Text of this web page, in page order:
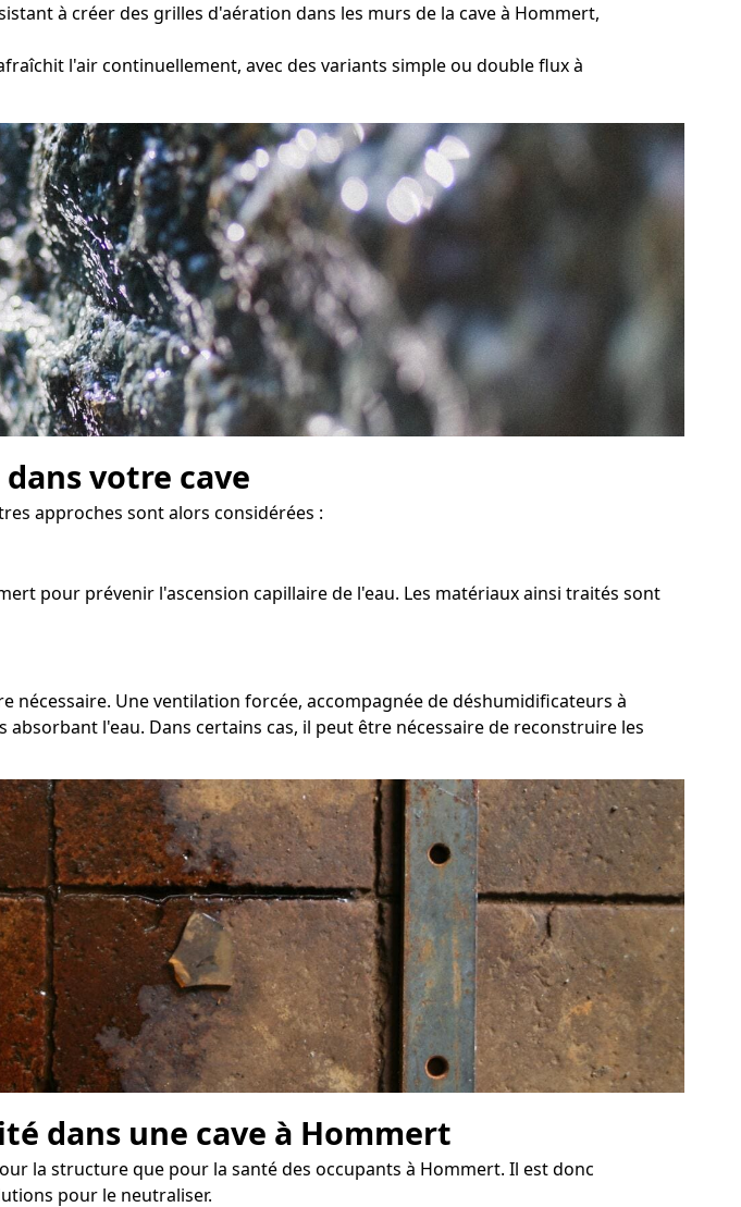
à créer des grilles d'aération dans les murs de la cave à Hommert,
l'air continuellement, avec des variants simple ou double flux à
votre cave
approches sont alors considérées :
pour prévenir l'ascension capillaire de l'eau. Les matériaux ainsi traités sont
Une ventilation forcée, accompagnée de déshumidificateurs à
l'eau. Dans certains cas, il peut être nécessaire de reconstruire les
dans une cave à Hommert
la structure que pour la santé des occupants à Hommert. Il est donc
pour le neutraliser.